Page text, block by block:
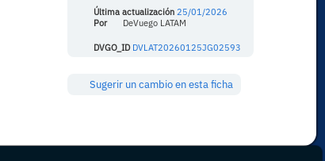
Última actualización 25/01/2026
Por
DeVuego LATAM
DVGO_ID DVLAT20260125JG02593
Sugerir un cambio en esta ficha